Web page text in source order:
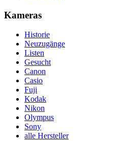
Kameras
Historie
Neuzugänge
Listen
Gesucht
Canon
Casio
Fuji
Kodak
Nikon
Olympus
Sony
alle Hersteller